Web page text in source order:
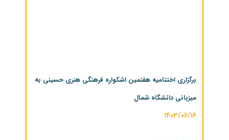
برگزاری اختتامیه هفتمین اشکواره فرهنگی هنری حسینی به
میزبانی دانشگاه شمال
۱۴۰۳/۰۶/۱۶